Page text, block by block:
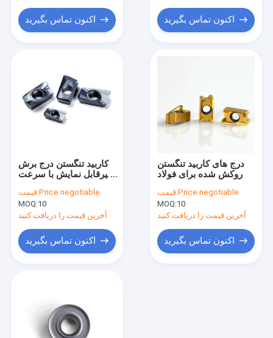
میلز انتهای فلوت بلند
میلز انتهای گردن بلند
درج کاربید تنگستن
درج فرز غیر قابل نمایه سازی
مته کاربید تنگستن
مته فولادی با سرعت بالا
سر فرز کاتر
اکنون تماس بگیرید اکنون تماس بگیرید
کاربید تنگستن درج برش
غیرقابل نمایش با سرعت
قیمت:Price negotiable
MOQ:10
آخرین قیمت را دریافت کنید
اکنون تماس بگیرید
درج های کاربید تنگستن
روکش شده برای فولاد
قیمت:Price negotiable
MOQ:10
آخرین قیمت را دریافت کنید
اکنون تماس بگیرید